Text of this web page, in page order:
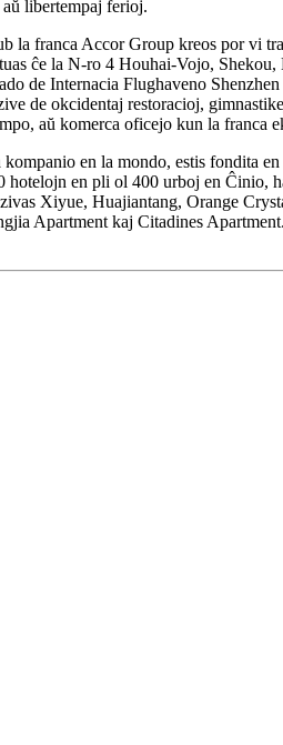
libertempaj ferioj.
franca Accor Group kreos por vi
ĉe la N-ro 4 Houhai-Vojo,
de Internacia Flughaveno
de okcidentaj restoracioj,
aŭ komerca oficejo kun la
en la mondo, estis fondita
en pli ol 400 urboj en
Xiyue, Huajiantang, Orange
Apartment kaj Citadines